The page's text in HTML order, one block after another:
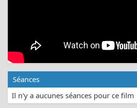
Séances
Il n'y a aucunes séances pour ce film